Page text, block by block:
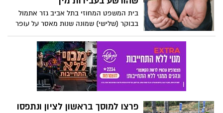
בית המשפט המחוזי בתל אביב גזר אתמול
בבוקר (שלישי) שמונה שנות מאסר על עופר
קורן, שוטר לשעבר במרחב אילון, שהורשע
לפני כשלושה חודשים בביצוע עבירות מין
בשתי שוטרות ששירתו תחת פיקודו.
פרצו למוסך בראשון לציון ונתפסו